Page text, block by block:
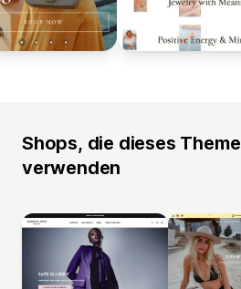
Shops, die dieses Theme
verwenden